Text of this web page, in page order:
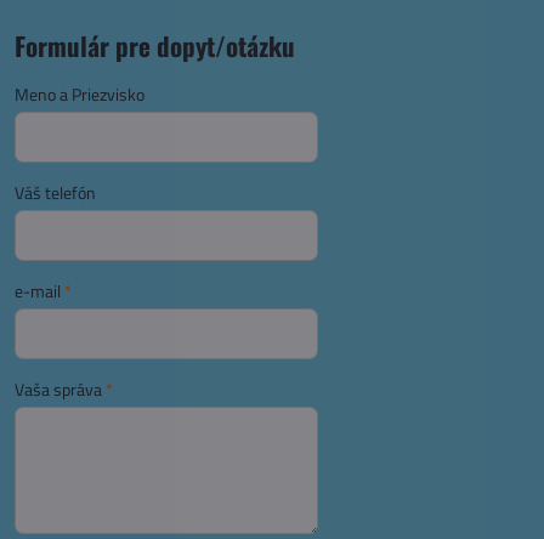
Formulár pre dopyt/otázku
Meno a Priezvisko
Váš telefón
e-mail *
Vaša správa*